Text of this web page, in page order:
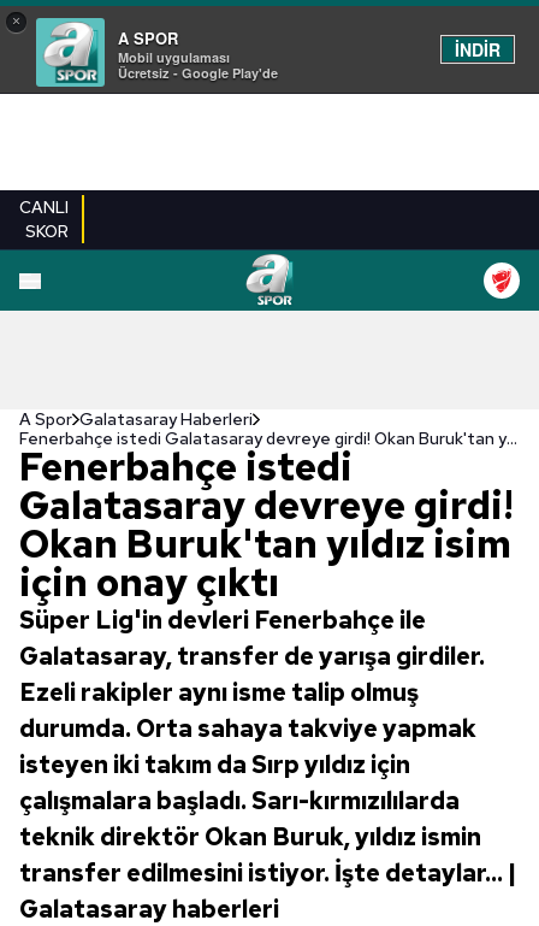
×
A SPOR
Mobil uygulaması
Ücretsiz - Google Play'de
İNDİR
CANLI
SKOR
A Spor Galatasaray Haberleri
Fenerbahçe istedi Galatasaray devreye girdi! Okan Buruk'tan yıldız isim için onay çıktı
Fenerbahçe istedi
Galatasaray devreye girdi!
Okan Buruk'tan yıldız isim
için onay çıktı
Süper Lig'in devleri Fenerbahçe ile
Galatasaray, transfer de yarışa girdiler.
Ezeli rakipler aynı isme talip olmuş
durumda. Orta sahaya takviye yapmak
isteyen iki takım da Sırp yıldız için
çalışmalara başladı. Sarı-kırmızılılarda
teknik direktör Okan Buruk, yıldız ismin
transfer edilmesini istiyor. İşte detaylar... |
Galatasaray haberleri